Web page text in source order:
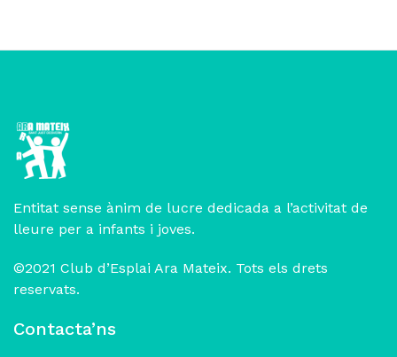
Entitat sense ànim de lucre dedicada a l’activitat de
lleure per a infants i joves.
©2021 Club d’Esplai Ara Mateix. Tots els drets
reservats.
Contacta’ns